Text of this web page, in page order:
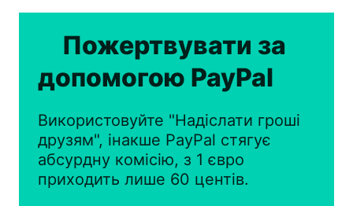
Пожертвувати за
допомогою PayPal
Використовуйте "Надіслати гроші
друзям", інакше PayPal стягує
абсурдну комісію, з 1 євро
приходить лише 60 центів.